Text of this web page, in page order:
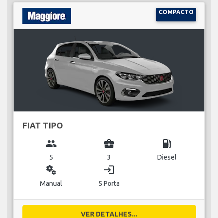
COMPACTO
FIAT TIPO
group
5
business_center
3
local_gas_station
Diesel
miscellaneous_services
Manual
login
5 Porta
VER DETALHES...